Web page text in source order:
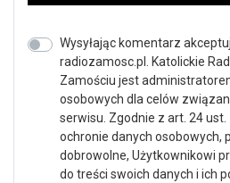
Wysyłając komentarz
radiozamosc.pl. Katolickie
Zamościu jest
osobowych dla celów
serwisu. Zgodnie z art. 24 ust.
ochronie danych osobowych,
dobrowolne, Użytkownikowi
do treści swoich danych i ich